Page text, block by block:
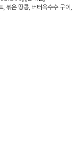
, 볶은 땅콩, 버터옥수수 구이,